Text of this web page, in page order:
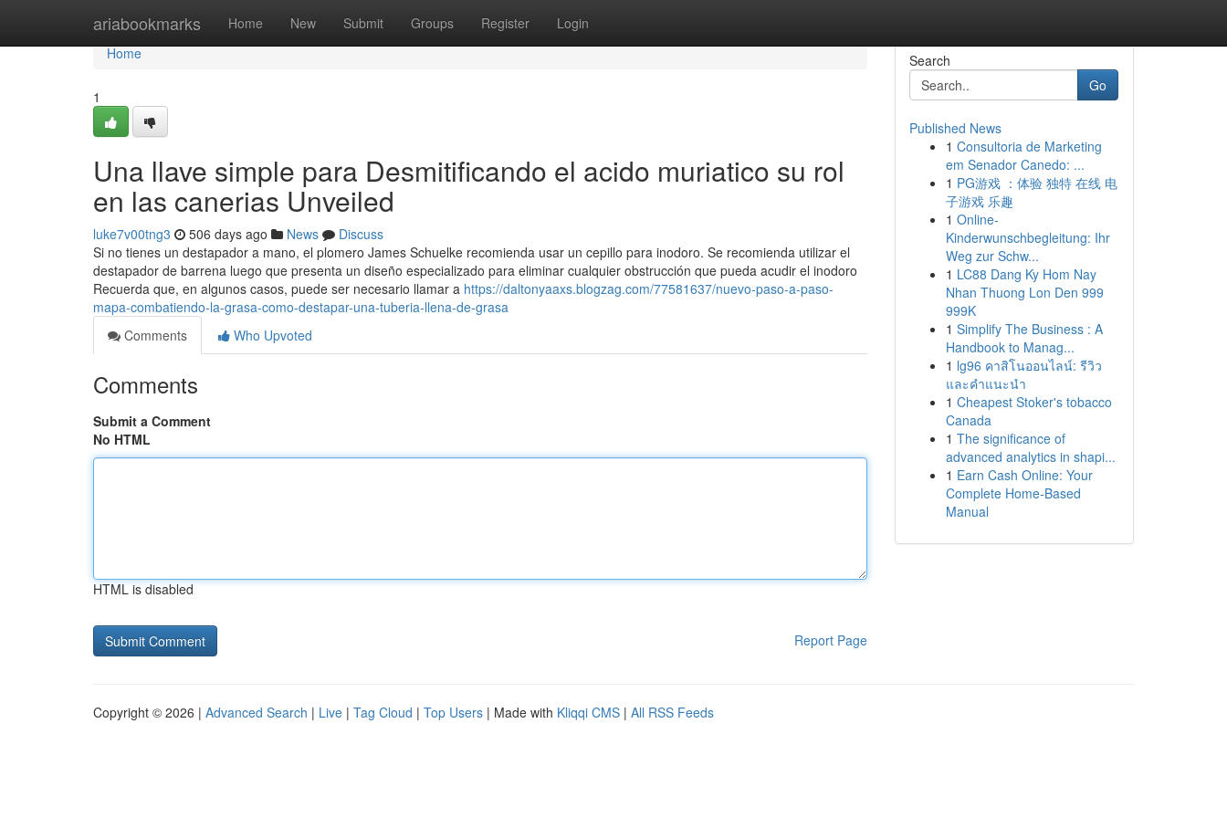
ariabookmarks Home New Submit Groups Register Login
Home
Home
1
Una llave simple para Desmitificando el acido muriatico su rol
en las canerias Unveiled
luke7v00tng3 506 days ago News
Discuss
Si no tienes un destapador a mano, el plomero James Schuelke recomienda usar un cepillo para inodoro. Se recomienda utilizar el
destapador de barrena luego que presenta un diseño especializado para eliminar cualquier obstrucción que pueda acudir el inodoro
Recuerda que, en algunos casos, puede ser necesario llamar a https://daltonyaaxs.blogzag.com/77581637/nuevo-paso-a-paso-
mapa-combatiendo-la-grasa-como-destapar-una-tuberia-llena-de-grasa
Comments
Who Upvoted
Comments
Submit a Comment
No HTML
HTML is disabled
Report Page
Search
Go
Published News
1 Consultoria de Marketing
em Senador Canedo: ...
1 PG游戏 ：体验 独特 在线 电
子游戏 乐趣
1 Online-
Kinderwunschbegleitung: Ihr
Weg zur Schw...
1 LC88 Dang Ky Hom Nay
Nhan Thuong Lon Den 999
999K
1 Simplify The Business : A
Handbook to Manag...
1 lg96 คาสิโนออนไลน์: รีวิว
และคำแนะนำ
1 Cheapest Stoker's tobacco
Canada
1 The significance of
advanced analytics in shapi...
1 Earn Cash Online: Your
Complete Home-Based
Manual
Copyright © 2026 | Advanced Search | Live | Tag Cloud | Top Users | Made with Kliqqi CMS | All RSS Feeds